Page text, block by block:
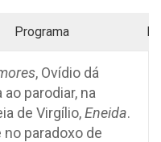
Programa
, Ovídio dá
parodiar, na
de Virgílio,Eneida.
paradoxo de